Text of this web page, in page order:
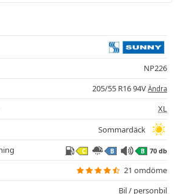
NP226
205/55 R16 94V Ändra
XL
Sommardäck
C B B 70 db
21 omdöme
Bil / personbil